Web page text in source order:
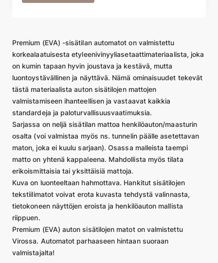
Premium (EVA) -sisätilan automatot on valmistettu
korkealaatuisesta etyleenivinyyliasetaattimateriaalista, joka
on kumin tapaan hyvin joustava ja kestävä, mutta
luontoystävällinen ja näyttävä. Nämä ominaisuudet tekevät
tästä materiaalista auton sisätilojen mattojen
valmistamiseen ihanteellisen ja vastaavat kaikkia
standardeja ja paloturvallisuusvaatimuksia.
Sarjassa on neljä sisätilan mattoa henkilöauton/maasturin
osalta (voi valmistaa myös ns. tunnelin päälle asetettavan
maton, joka ei kuulu sarjaan). Osassa malleista taempi
matto on yhtenä kappaleena. Mahdollista myös tilata
erikoismittaisia tai yksittäisiä mattoja.
Kuva on luonteeltaan hahmottava. Hankitut sisätilojen
tekstiilimatot voivat erota kuvasta tehdystä valinnasta,
tietokoneen näyttöjen eroista ja henkilöauton mallista
riippuen.
Premium (EVA) auton sisätilojen matot on valmistettu
Virossa. Automatot parhaaseen hintaan suoraan
valmistajalta!